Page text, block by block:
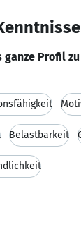
ganze Profil
Belastbarkeit